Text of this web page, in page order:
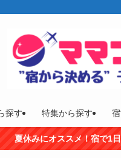
探す 特集から探す
夏休みにオススメ！宿で1